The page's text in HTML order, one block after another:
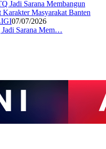
07/07/2026
Sarana Mem…